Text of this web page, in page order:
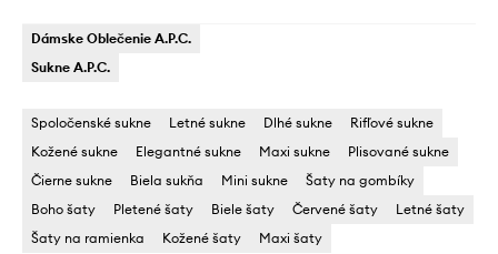
Dámske Oblečenie A.P.C.
Sukne A.P.C.
Spoločenské sukne Letné sukne Dlhé sukne
Rifľové sukne
Kožené sukne
Elegantné sukne Maxi sukne
Plisované sukne
Čierne sukne
Biela sukňa Mini sukne
Šaty na gombíky
Boho šaty
Pletené šaty Biele šaty Červené šaty
Letné šaty
Šaty na ramienka
Kožené šaty Maxi šaty